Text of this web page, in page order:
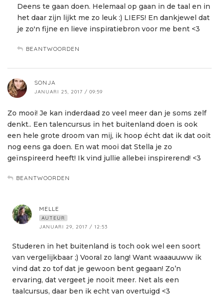
Deens te gaan doen. Helemaal op gaan in de taal en in
het daar zijn lijkt me zo leuk :) LIEFS! En dankjewel dat
je zo'n fijne en lieve inspiratiebron voor me bent <3
BEANTWOORDEN
SONJA
JANUARI 25, 2017 / 09:59
Zo mooi! Je kan inderdaad zo veel meer dan je soms zelf
denkt.. Een talencursus in het buitenland doen is ook
een hele grote droom van mij, ik hoop écht dat ik dat ooit
nog eens ga doen. En wat mooi dat Stella je zo
geïnspireerd heeft! Ik vind jullie allebei inspirerend! <3
BEANTWOORDEN
MELLE
AUTEUR
JANUARI 29, 2017 / 12:53
Studeren in het buitenland is toch ook wel een soort
van vergelijkbaar ;) Vooral zo lang! Want waaauuww ik
vind dat zo tof dat je gewoon bent gegaan! Zo’n
ervaring, dat vergeet je nooit meer. Net als een
taalcursus, daar ben ik echt van overtuigd <3